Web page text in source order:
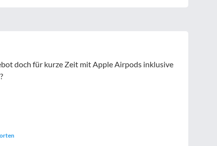
doch für kurze Zeit mit Apple Airpods inklusive